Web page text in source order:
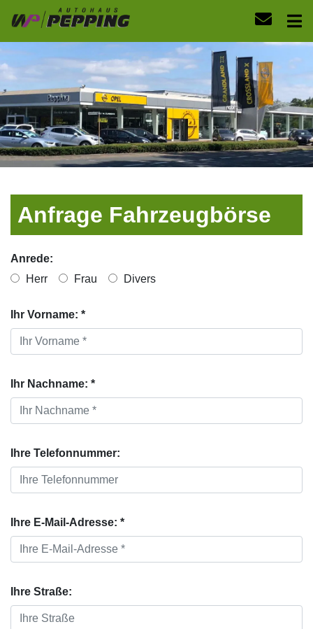
Anfrage Fahrzeugbörse
Anrede:
Herr
Frau Divers
Ihr Vorname: *
Ihr Nachname: *
Ihre Telefonnummer:
Ihre E-Mail-Adresse: *
Ihre Straße: